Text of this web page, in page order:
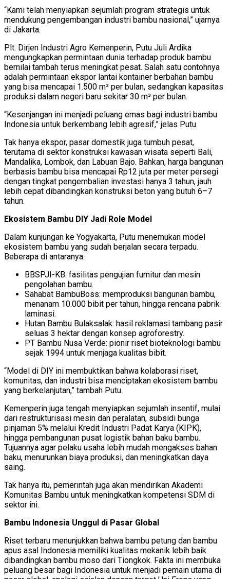
“Kami telah menyiapkan sejumlah program strategis untuk
mendukung pengembangan industri bambu nasional,” ujarnya
di Jakarta.
Plt. Dirjen Industri Agro Kemenperin, Putu Juli Ardika
mengungkapkan permintaan dunia terhadap produk bambu
bernilai tambah terus meningkat pesat. Salah satu contohnya
adalah permintaan ekspor lantai kontainer berbahan bambu
yang bisa mencapai 1.500 m³ per bulan, sedangkan kapasitas
produksi dalam negeri baru sekitar 30 m³ per bulan.
“Kesenjangan ini menjadi peluang emas bagi industri bambu
Indonesia untuk berkembang lebih agresif,” jelas Putu.
Tak hanya ekspor, pasar domestik juga tumbuh pesat,
terutama di sektor konstruksi kawasan wisata seperti Bali,
Mandalika, Lombok, dan Labuan Bajo. Bahkan, harga bangunan
berbasis bambu bisa mencapai Rp12 juta per meter persegi
dengan tingkat pengembalian investasi hanya 3 tahun, jauh
lebih cepat dibandingkan konstruksi beton yang butuh 6–7
tahun.
Ekosistem Bambu DIY Jadi Role Model
Dalam kunjungan ke Yogyakarta, Putu menemukan model
ekosistem bambu yang sudah berjalan secara terpadu.
Beberapa di antaranya:
BBSPJI-KB: fasilitas pengujian furnitur dan mesin
pengolahan bambu.
Sahabat BambuBoss: memproduksi bangunan bambu,
menanam 10.000 bibit per tahun, hingga rencana pabrik
laminasi.
Hutan Bambu Bulaksalak: hasil reklamasi tambang pasir
seluas 3 hektar dengan konsep agroforestry.
PT Bambu Nusa Verde: pionir riset bioteknologi bambu
sejak 1994 untuk menjaga kualitas bibit.
“Model di DIY ini membuktikan bahwa kolaborasi riset,
komunitas, dan industri bisa menciptakan ekosistem bambu
yang berkelanjutan,” tambah Putu.
Kemenperin juga tengah menyiapkan sejumlah insentif, mulai
dari restrukturisasi mesin dan peralatan, subsidi bunga
pinjaman 5% melalui Kredit Industri Padat Karya (KIPK),
hingga pembangunan pusat logistik bahan baku bambu.
Tujuannya agar pelaku usaha lebih mudah mengakses bahan
baku, menurunkan biaya produksi, dan meningkatkan daya
saing.
Tak hanya itu, pemerintah juga akan mendirikan Akademi
Komunitas Bambu untuk meningkatkan kompetensi SDM di
sektor ini.
Bambu Indonesia Unggul di Pasar Global
Riset terbaru menunjukkan bahwa bambu petung dan bambu
apus asal Indonesia memiliki kualitas mekanik lebih baik
dibandingkan bambu moso dari Tiongkok. Fakta ini membuka
peluang besar bagi Indonesia untuk menjadi pemain utama di